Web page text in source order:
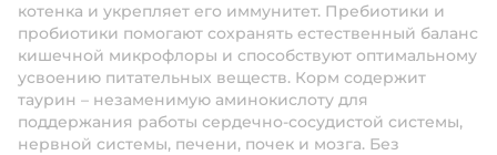
котенка и укрепляет его иммунитет. Пребиотики и
пробиотики помогают сохранять естественный баланс
кишечной микрофлоры и способствуют оптимальному
усвоению питательных веществ. Корм содержит
таурин – незаменимую аминокислоту для
поддержания работы сердечно-сосудистой системы,
нервной системы, печени, почек и мозга. Без